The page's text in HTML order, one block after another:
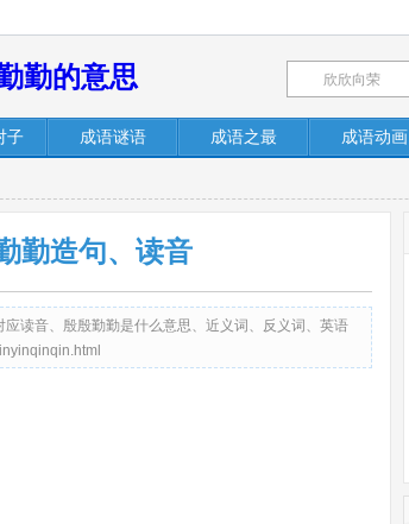
勤的意思
子 成语谜语 成语之最 成语动画
勤造句、读音
读音、殷殷勤勤是什么意思、近义词、反义词、英语